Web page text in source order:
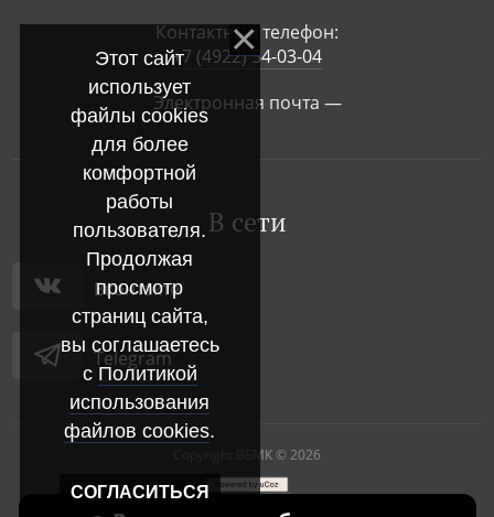
Контактный телефон:
+7 (4922) 54-03-04
Электронная почта —
В сети
Вконтакте
Telegram
Copyright ВБМК © 2026
Этот сайт
использует
файлы cookies
для более
комфортной
работы
пользователя.
Продолжая
просмотр
страниц сайта,
вы соглашаетесь
с Политикой
использования
файлов cookies.
СОГЛАСИТЬСЯ